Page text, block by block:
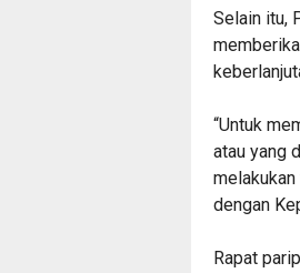
Selain itu,
“Untuk
atau yang
dengan
Rapat